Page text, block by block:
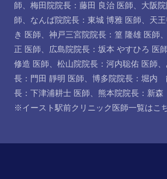
師、 梅田院院長：藤田 良治 医師、 大阪
師、 なんば院院長：東城 博雅 医師、 天
き 医師、 神戸三宮院院長：篁 隆雄 医師、
正 医師、 広島院院長：坂本 やすひろ 医師
修造 医師、 松山院院長：河内聡佑 医師、
長：門田 靜明 医師、 博多院院長：堀内
長：下津浦耕士 医師、 熊本院院長：新
※イースト駅前クリニック医師一覧はこ